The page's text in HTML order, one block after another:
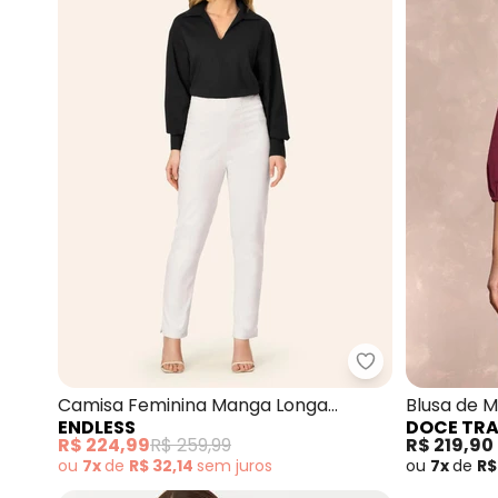
Endless -
Camisa Feminina Manga Longa
Decote V (Preto)
ENDLESS
R$ 224,99R$ 259,99
ou 7xde R$ 32,14 sem juros
Blusa de
Tricoline
DOCE
R$ 219,90
ou 7xde